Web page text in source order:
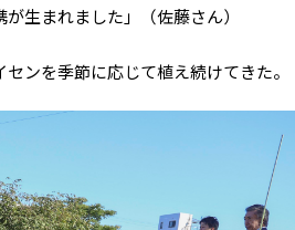
生まれました」（佐藤さん）
ンを季節に応じて植え続けてきた。